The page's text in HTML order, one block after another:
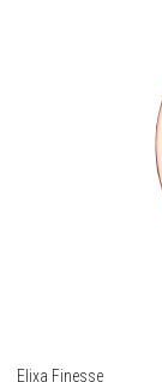
Elixa Finesse